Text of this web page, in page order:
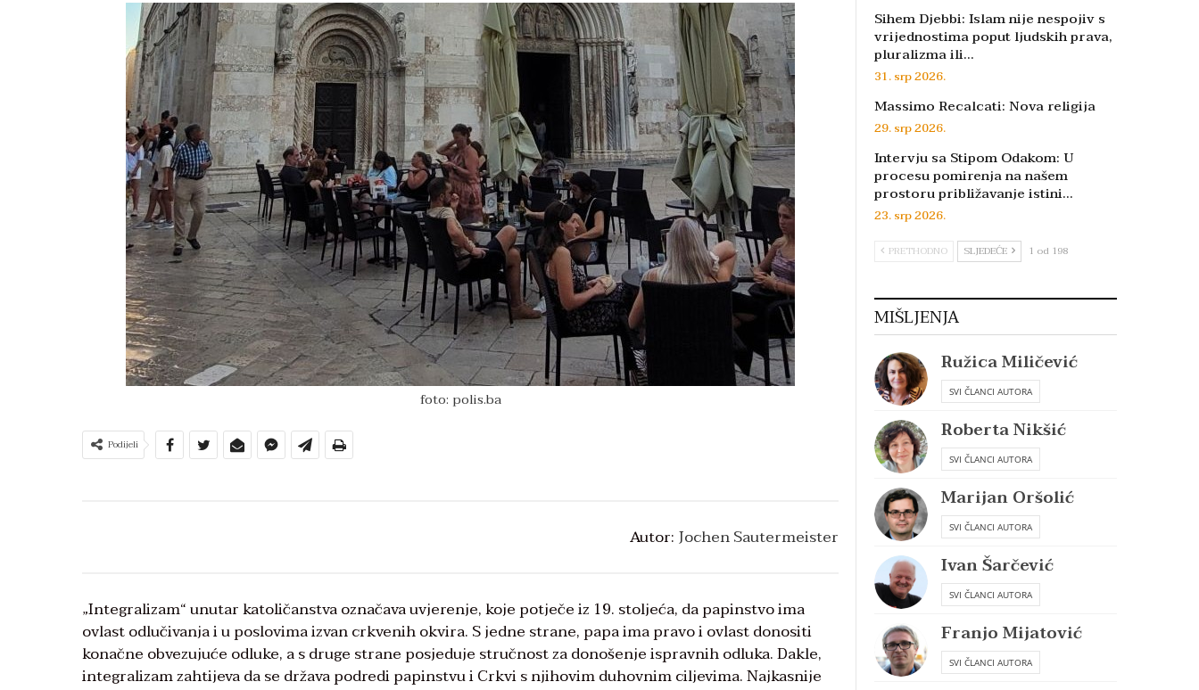
foto: polis.ba
Podijeli
Autor: Jochen Sautermeister
„Integralizam“ unutar katoličanstva označava uvjerenje, koje potječe iz 19. stoljeća, da papinstvo ima
ovlast odlučivanja i u poslovima izvan crkvenih okvira. S jedne strane, papa ima pravo i ovlast donositi
konačne obvezujuće odluke, a s druge strane posjeduje stručnost za donošenje ispravnih odluka. Dakle,
integralizam zahtijeva da se država podredi papinstvu i Crkvi s njihovim duhovnim ciljevima. Najkasnije
Sihem Djebbi: Islam nije nespojiv s
vrijednostima poput ljudskih prava,
pluralizma ili…
31. srp 2026.
Massimo Recalcati: Nova religija
29. srp 2026.
Intervju sa Stipom Odakom: U
procesu pomirenja na našem
prostoru približavanje istini…
23. srp 2026.
PRETHODNO SLJEDEĆE 1 od 198
MIŠLJENJA
Ružica Miličević
SVI ČLANCI AUTORA
Roberta Nikšić
SVI ČLANCI AUTORA
Marijan Oršolić
SVI ČLANCI AUTORA
Ivan Šarčević
SVI ČLANCI AUTORA
Franjo Mijatović
SVI ČLANCI AUTORA